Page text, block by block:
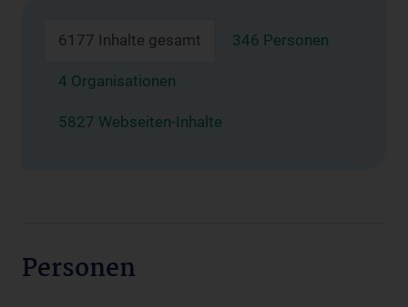
6177 Inhalte gesamt 346 Personen
4 Organisationen
5827 Webseiten-Inhalte
Personen